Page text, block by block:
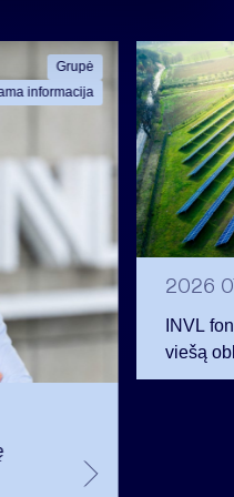
Grupė
informacija
2026
INVL
viešą
12 mln.